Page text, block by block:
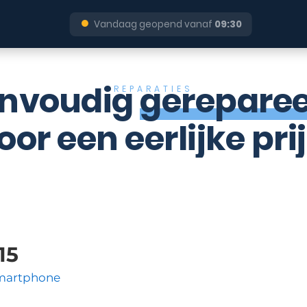
● Vandaag geopend vanaf 09:30
REPARATIES
een eerlijke